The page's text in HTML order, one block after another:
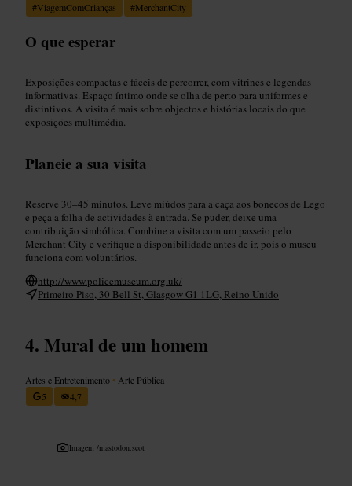
#ViagemComCrianças #MerchantCity
O que esperar
Exposições compactas e fáceis de percorrer, com vitrines e legendas
informativas. Espaço íntimo onde se olha de perto para uniformes e
distintivos. A visita é mais sobre objectos e histórias locais do que
exposições multimédia.
Planeie a sua visita
Reserve 30–45 minutos. Leve miúdos para a caça aos bonecos de Lego
e peça a folha de actividades à entrada. Se puder, deixe uma
contribuição simbólica. Combine a visita com um passeio pelo
Merchant City e verifique a disponibilidade antes de ir, pois o museu
funciona com voluntários.
http://www.policemuseum.org.uk/
Primeiro Piso, 30 Bell St, Glasgow G1 1LG, Reino Unido
Mural de um homem
Artes e Entretenimento • Arte Pública
5
4,7
Imagem /mastodon.scot